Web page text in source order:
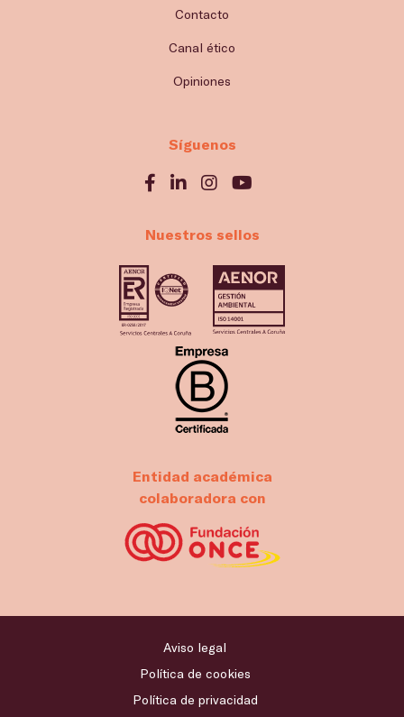
Contacto
Canal ético
Opiniones
Síguenos
Nuestros sellos
Entidad académica
colaboradora con
Aviso legal
Política de cookies
Política de privacidad